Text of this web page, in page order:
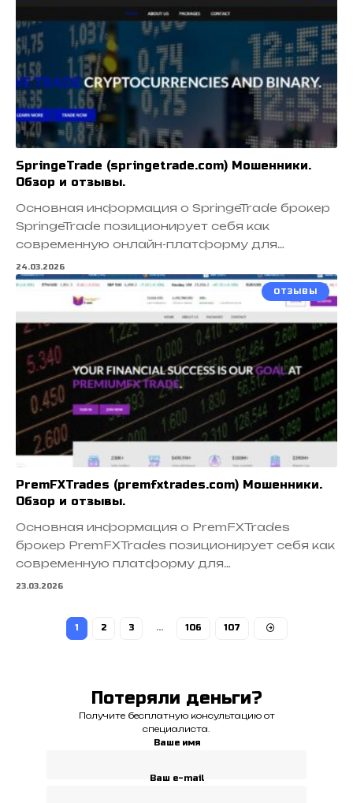
SpringeTrade (springetrade.com) Мошенники.
Обзор и отзывы.
Основная информация о SpringeTrade брокер
SpringeTrade позиционирует себя как
современную онлайн-платформу для…
24.03.2026
ОТЗЫВЫ
PremFXTrades (premfxtrades.com) Мошенники.
Обзор и отзывы.
Основная информация о PremFXTrades
брокер PremFXTrades позиционирует себя как
современную платформу для…
23.03.2026
1 2 3 … 106 107
Потеряли деньги?
Получите бесплатную консультацию от
специалиста.
Ваше имя
Ваш e-mail